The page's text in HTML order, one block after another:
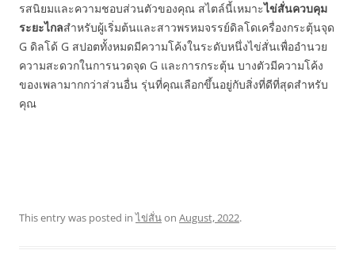
รสนิยมและความชอบส่วนตัวของคุณ สไตล์นี้เหมาะไข่สั่นควบคุม
ระยะไกลสำหรับผู้เริ่มต้นและสาวพรหมจรรย์ดิลโดเครื่องกระตุ้นจุด
G ดิลโด้ G สปอตทั้งหมดมีความโค้งในระดับหนึ่งไข่สั่นเพื่ออำนวย
ความสะดวกในการนวดจุด G และการกระตุ้น บางตัวมีความโค้ง
ของเพลามากกว่าส่วนอื่น รุ่นที่คุณเลือกขึ้นอยู่กับสิ่งที่ดีที่สุดสำหรับ
คุณ
This entry was posted inไข่สั่นon August, 2022.